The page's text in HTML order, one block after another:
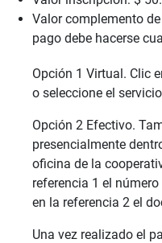
Valor complemento
pago debe hacerse
Opción 1 Virtual. Clic
o seleccione el
Opción 2 Efectivo.
presencialmente
oficina de la
referencia 1 el
en la referencia 2 el
Una vez realizado el